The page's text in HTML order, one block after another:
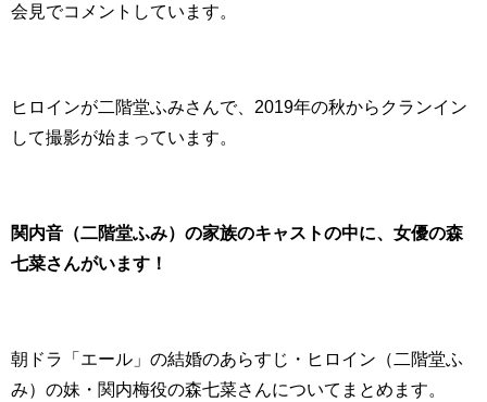
会見でコメントしています。
ヒロインが二階堂ふみさんで、2019年の秋からクランイン
して撮影が始まっています。
関内音（二階堂ふみ）の家族のキャストの中に、女優の森
七菜さんがいます！
朝ドラ「エール」の結婚のあらすじ・ヒロイン（二階堂ふ
み）の妹・関内梅役の森七菜さんについてまとめます。